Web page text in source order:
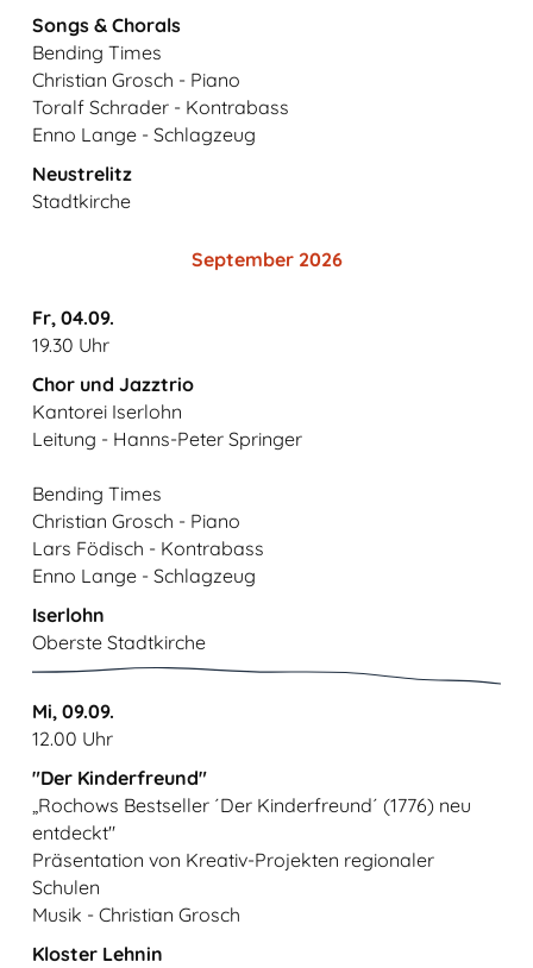
Songs & Chorals
Bending Times
Christian Grosch - Piano
Toralf Schrader - Kontrabass
Enno Lange - Schlagzeug
Neustrelitz
Stadtkirche
September 2026
Fr, 04.09.
19.30 Uhr
Chor und Jazztrio
Kantorei Iserlohn
Leitung - Hanns-Peter Springer
Bending Times
Christian Grosch - Piano
Lars Födisch - Kontrabass
Enno Lange - Schlagzeug
Iserlohn
Oberste Stadtkirche
Mi, 09.09.
12.00 Uhr
"Der Kinderfreund"
„Rochows Bestseller ´Der Kinderfreund´ (1776) neu
entdeckt"
Präsentation von Kreativ-Projekten regionaler
Schulen
Musik - Christian Grosch
Kloster Lehnin